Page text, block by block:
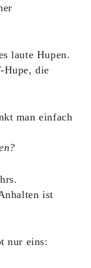
laute Hupen.
Hupe, die
man einfach
ist
nur eins: